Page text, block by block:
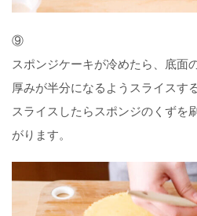
⑨
スポンジケーキが冷めたら、底面
厚みが半分になるようスライスする
スライスしたらスポンジのくずを
がります。